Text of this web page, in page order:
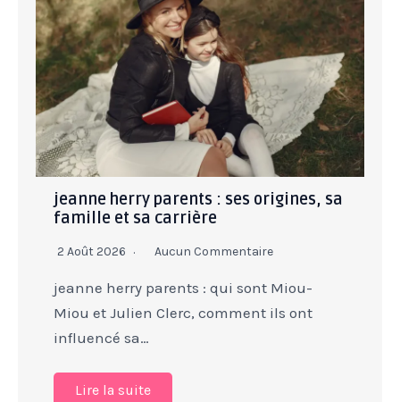
jeanne herry parents : ses origines, sa
famille et sa carrière
2 Août 2026 Aucun Commentaire
jeanne herry parents : qui sont Miou-
Miou et Julien Clerc, comment ils ont
influencé sa…
Lire la suite